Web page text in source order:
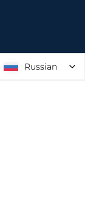
Russian
Russian